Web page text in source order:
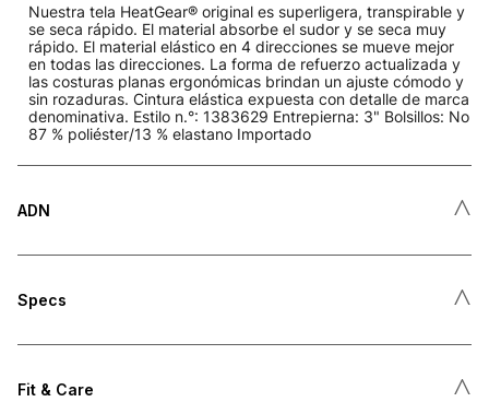
Nuestra tela HeatGear® original es superligera, transpirable y
se seca rápido. El material absorbe el sudor y se seca muy
rápido. El material elástico en 4 direcciones se mueve mejor
en todas las direcciones. La forma de refuerzo actualizada y
las costuras planas ergonómicas brindan un ajuste cómodo y
sin rozaduras. Cintura elástica expuesta con detalle de marca
denominativa. Estilo n.°: 1383629 Entrepierna: 3" Bolsillos: No
87 % poliéster/13 % elastano Importado
ADN ˄
Specs ˄
Fit & Care ˄